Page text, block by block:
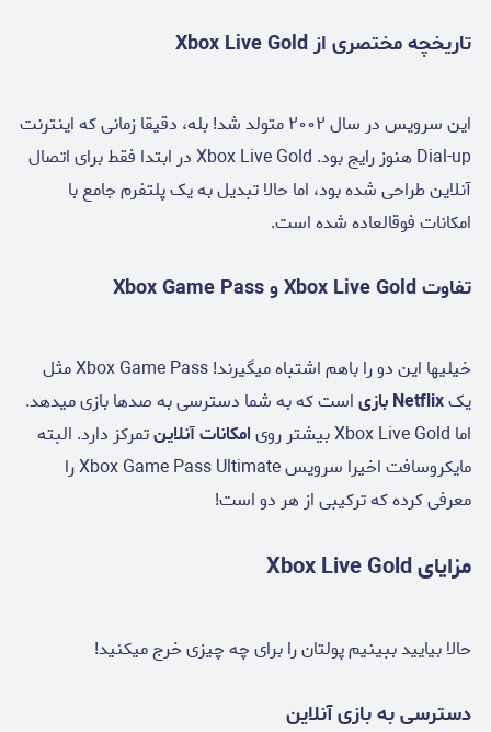
تاریخچه مختصری از Xbox Live Gold
این سرویس در سال ۲۰۰۲ متولد شد! بله، دقیقا زمانی که اینترنت
Dial-up هنوز رایج بود. Xbox Live Gold در ابتدا فقط برای اتصال
آنلاین طراحی شده بود، اما حالا تبدیل به یک پلتفرم جامع با
امکانات فوقالعاده شده است.
تفاوت Xbox Live Gold و Xbox Game Pass
خیلیها این دو را باهم اشتباه میگیرند! Xbox Game Pass مثل
یکNetflix بازی
است که به شما دسترسی به صدها بازی میدهد.
اما Xbox Live Gold بیشتر روی
امکانات آنلاینتمرکز دارد. البته
مایکروسافت اخیرا سرویس Xbox Game Pass Ultimate را
معرفی کرده که ترکیبی از هر دو است!
مزایای Xbox Live Gold
حالا بیایید ببینیم پولتان را برای چه چیزی خرج میکنید!
دسترسی به بازی آنلاین